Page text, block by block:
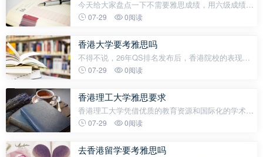
今天给大家盘点一下不需要雅思成绩，用六级成绩即
可申请的中国香港高校&专业！一、香港城市大学
Hong Kong，简称CityU），是公立研究型综
07-29 0阅读
香港大学要考雅思吗
不得不说，26年QS排名发布后，香港院校的表现确
实太抢眼了。特别是“港三”这几所院校，港大进步6
也有进步，直追KCL，港科技今年排名也上
07-29 0阅读
香港理工大学雅思要求
香港理工大学凭借优质的教育资源和国际化的学术氛
围，吸引着众多内地学子申请本科入学。想要顺利递
详细梳理申请香港理工大学本
07-29 0阅读
去香港留学要考雅思吗